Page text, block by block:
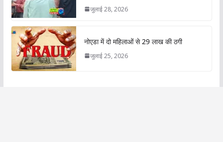
जुलाई 28, 2026
नोएडा में दो महिलाओं से 29 लाख की ठगी
जुलाई 25, 2026